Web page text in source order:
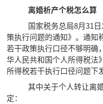
离婚析产个税怎么算
国家税务总局8月31日
策执行问题的通知》。通知
若干政策执行口径不够明确
华人民共和国个人所得税法
所得税若干执行口径问题下
其中关于个人转让离婚
定：